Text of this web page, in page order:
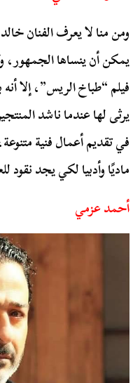
ومن منا لا يعرف الفنان
يمكن أن ينساها الجمهور،
فيلم “طباخ الريس”، إلا
يرثى لها عندما ناشد
في تقديم أعمال فنية
ماديًا وأدبيا لكي يجد نقود
أحمد عزمي